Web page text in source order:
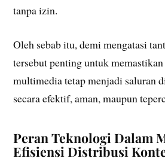
tanpa izin.
Oleh sebab itu, demi mengatasi
tersebut penting untuk
multimedia tetap menjadi saluran
secara efektif, aman, maupun
Peran Teknologi Dalam
Efisiensi Distribusi